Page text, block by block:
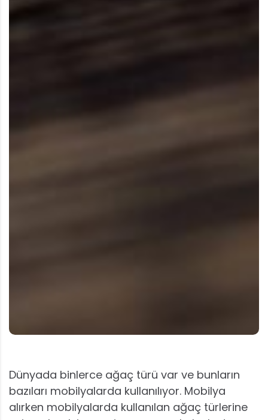
Dünyada binlerce ağaç türü var ve bunların
bazıları mobilyalarda kullanılıyor. Mobilya
alırken mobilyalarda kullanılan ağaç türlerine